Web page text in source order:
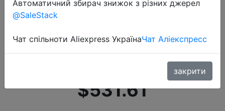
Snapdragon 888, 6,81 дюйма, 2K,
устройство 67 Вт, 5000 мАч,
камера 50 МП
$531.61
Автоматичний збирач знижок з різних джерел
@SaleStack
Чат спільноти Aliexpress УкраїнаЧат Аліекспресс
закрити